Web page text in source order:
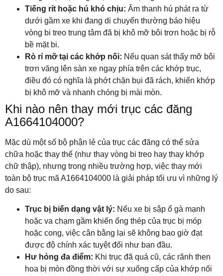
Tiếng rít hoặc hú khó chịu: Âm thanh hú phát ra từ
dưới gầm xe khi đang di chuyển thường báo hiệu
vòng bi treo trung tâm đã bị khô mỡ bôi trơn hoặc bị rỗ
bề mặt bi.
Rò rỉ mỡ tại các khớp nối: Nếu quan sát thấy mỡ bôi
trơn văng lên sàn xe ngay phía trên các khớp trục,
điều đó có nghĩa là phớt chặn bụi đã rách, khiến khớp
bị khô mỡ và nhanh chóng bị mài mòn.
Khi nào nên thay mới trục các đăng
A1664104000?
Mặc dù một số bộ phận lẻ của trục các đăng có thể sửa
chữa hoặc thay thế (như thay vòng bi treo hay thay khớp
chữ thập), nhưng trong nhiều trường hợp, việc thay mới
toàn bộ trục mã A1664104000 là giải pháp tối ưu vì những lý
do sau:
Trục bị biến dạng vật lý: Nếu xe bị sập ổ gà mạnh
hoặc va chạm gầm khiến ống thép của trục bị móp
hoặc cong, việc cân bằng lại sẽ không bao giờ đạt
được độ chính xác tuyệt đối như ban đầu.
Hư hỏng đa điểm: Khi trục đã quá cũ, các rãnh then
hoa bị mòn đồng thời với sự xuống cấp của khớp nối